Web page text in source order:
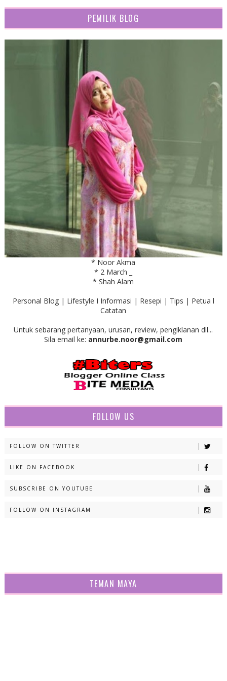
PEMILIK BLOG
* Noor Akma
* 2 March _
* Shah Alam
Personal Blog | Lifestyle I Informasi | Resepi | Tips | Petua l
Catatan
Untuk sebarang pertanyaan, urusan, review, pengiklanan dll...
Sila email ke: annurbe.noor@gmail.com
FOLLOW US
FOLLOW ON TWITTER
LIKE ON FACEBOOK
SUBSCRIBE ON YOUTUBE
FOLLOW ON INSTAGRAM
TEMAN MAYA